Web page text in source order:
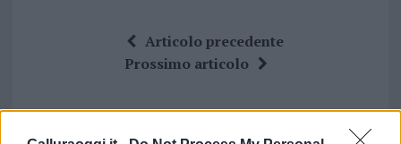
o
te
re
at
s
p
a
re
Articolo precedente
Prossimo articolo
NOTIZIE RECENTI